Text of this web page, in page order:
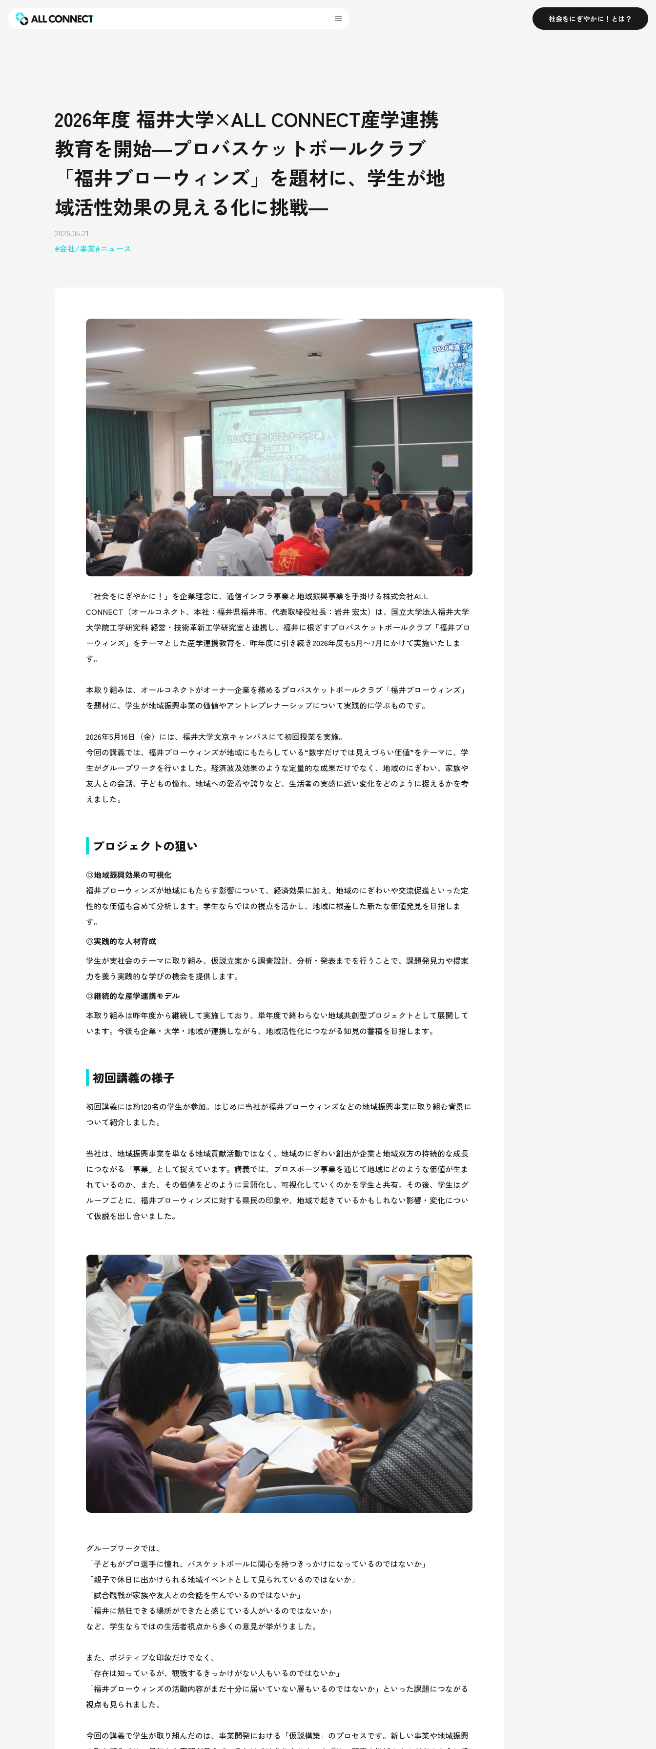
社会をにぎやかに！とは？
2026年度 福井大学×ALL CONNECT産学連携
教育を開始―プロバスケットボールクラブ
「福井ブローウィンズ」を題材に、学生が地
域活性効果の見える化に挑戦―
2026.05.21
会社/事業 ニュース
「社会をにぎやかに！」を企業理念に、通信インフラ事業と地域振興事業を手掛ける株式会社ALL
CONNECT（オールコネクト、本社：福井県福井市、代表取締役社長：岩井 宏太）は、国立大学法人福井大学
大学院工学研究科 経営・技術革新工学研究室と連携し、福井に根ざすプロバスケットボールクラブ「福井ブロ
ーウィンズ」をテーマとした産学連携教育を、昨年度に引き続き2026年度も5月〜7月にかけて実施いたしま
す。
本取り組みは、オールコネクトがオーナー企業を務めるプロバスケットボールクラブ「福井ブローウィンズ」
を題材に、学生が地域振興事業の価値やアントレプレナーシップについて実践的に学ぶものです。
2026年5月16日（金）には、福井大学文京キャンパスにて初回授業を実施。
今回の講義では、福井ブローウィンズが地域にもたらしている“数字だけでは見えづらい価値”をテーマに、学
生がグループワークを行いました。経済波及効果のような定量的な成果だけでなく、地域のにぎわい、家族や
友人との会話、子どもの憧れ、地域への愛着や誇りなど、生活者の実感に近い変化をどのように捉えるかを考
えました。
プロジェクトの狙い
◎地域振興効果の可視化
福井ブローウィンズが地域にもたらす影響について、経済効果に加え、地域のにぎわいや交流促進といった定
性的な価値も含めて分析します。学生ならではの視点を活かし、地域に根差した新たな価値発見を目指しま
す。
◎実践的な人材育成
学生が実社会のテーマに取り組み、仮説立案から調査設計、分析・発表までを行うことで、課題発見力や提案
力を養う実践的な学びの機会を提供します。
◎継続的な産学連携モデル
本取り組みは昨年度から継続して実施しており、単年度で終わらない地域共創型プロジェクトとして展開して
います。今後も企業・大学・地域が連携しながら、地域活性化につながる知見の蓄積を目指します。
初回講義の様子
初回講義には約120名の学生が参加。はじめに当社が福井ブローウィンズなどの地域振興事業に取り組む背景に
ついて紹介しました。
当社は、地域振興事業を単なる地域貢献活動ではなく、地域のにぎわい創出が企業と地域双方の持続的な成長
につながる「事業」として捉えています。講義では、プロスポーツ事業を通じて地域にどのような価値が生ま
れているのか、また、その価値をどのように言語化し、可視化していくのかを学生と共有。その後、学生はグ
ループごとに、福井ブローウィンズに対する県民の印象や、地域で起きているかもしれない影響・変化につい
て仮説を出し合いました。
グループワークでは、
「子どもがプロ選手に憧れ、バスケットボールに関心を持つきっかけになっているのではないか」
「親子で休日に出かけられる地域イベントとして見られているのではないか」
「試合観戦が家族や友人との会話を生んでいるのではないか」
「福井に熱狂できる場所ができたと感じている人がいるのではないか」
など、学生ならではの生活者視点から多くの意見が挙がりました。
また、ポジティブな印象だけでなく、
「存在は知っているが、観戦するきっかけがない人もいるのではないか」
「福井ブローウィンズの活動内容がまだ十分に届いていない層もいるのではないか」といった課題につながる
視点も見られました。
今回の講義で学生が取り組んだのは、事業開発における「仮説構築」のプロセスです。新しい事業や地域振興